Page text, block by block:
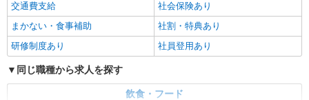
交通費支給
社会保険あり
まかない・食事補助
社割・特典あり
研修制度あり
社員登用あり
同じ職種から求人を探す
飲食・フード